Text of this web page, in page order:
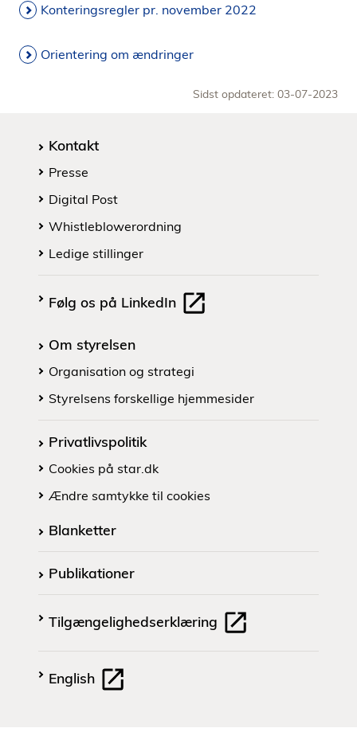
Konteringsregler pr. november 2022
Orientering om ændringer
Sidst opdateret: 03-07-2023
Kontakt
Presse
Digital Post
Whistleblowerordning
Ledige stillinger
Følg os på LinkedIn
Om styrelsen
Organisation og strategi
Styrelsens forskellige hjemmesider
Privatlivspolitik
Cookies på star.dk
Ændre samtykke til cookies
Blanketter
Publikationer
Tilgængelighedserklæring
English